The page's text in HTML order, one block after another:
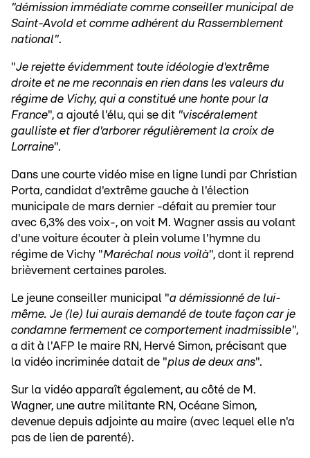
"démission immédiate comme conseiller municipal de
Saint-Avold et comme adhérent du Rassemblement
national".
"Je rejette évidemment toute idéologie d'extrême
droite et ne me reconnais en rien dans les valeurs du
régime de Vichy, qui a constitué une honte pour la
France", a ajouté l'élu, qui se dit "viscéralement
gaulliste et fier d'arborer régulièrement la croix de
Lorraine".
Dans une courte vidéo mise en ligne lundi par Christian
Porta, candidat d'extrême gauche à l'élection
municipale de mars dernier -défait au premier tour
avec 6,3% des voix-, on voit M. Wagner assis au volant
d'une voiture écouter à plein volume l'hymne du
régime de Vichy "Maréchal nous voilà", dont il reprend
brièvement certaines paroles.
Le jeune conseiller municipal "a démissionné de lui-
même. Je (le) lui aurais demandé de toute façon car je
condamne fermement ce comportement inadmissible",
a dit à l'AFP le maire RN, Hervé Simon, précisant que
la vidéo incriminée datait de "plus de deux ans".
Sur la vidéo apparaît également, au côté de M.
Wagner, une autre militante RN, Océane Simon,
devenue depuis adjointe au maire (avec lequel elle n'a
pas de lien de parenté).